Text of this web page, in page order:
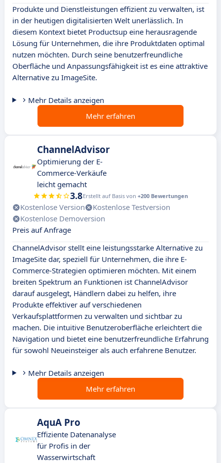
Produkte und Dienstleistungen effizient zu verwalten, ist
in der heutigen digitalisierten Welt unerlässlich. In
diesem Kontext bietet Productsup eine herausragende
Lösung für Unternehmen, die ihre Produktdaten optimal
nutzen möchten. Durch seine benutzerfreundliche
Oberfläche und Anpassungsfähigkeit ist es eine attraktive
Alternative zu ImageSite.
Mehr Details anzeigen
Mehr erfahren
ChannelAdvisor
Optimierung der E-
Commerce-Verkäufe
leicht gemacht
3.8Erstellt auf Basis von +200 Bewertungen
Kostenlose Version
Kostenlose Testversion
Kostenlose Demoversion
Preis auf Anfrage
ChannelAdvisor stellt eine leistungsstarke Alternative zu
ImageSite dar, speziell für Unternehmen, die ihre E-
Commerce-Strategien optimieren möchten. Mit einem
breiten Spektrum an Funktionen ist ChannelAdvisor
darauf ausgelegt, Händlern dabei zu helfen, ihre
Produkte effektiver auf verschiedenen
Verkaufsplattformen zu verwalten und sichtbar zu
machen. Die intuitive Benutzeroberfläche erleichtert die
Navigation und bietet eine benutzerfreundliche Erfahrung
für sowohl Neueinsteiger als auch erfahrene Benutzer.
Mehr Details anzeigen
Mehr erfahren
AquA Pro
Effiziente Datenanalyse
für Profis in der
Wasserwirtschaft